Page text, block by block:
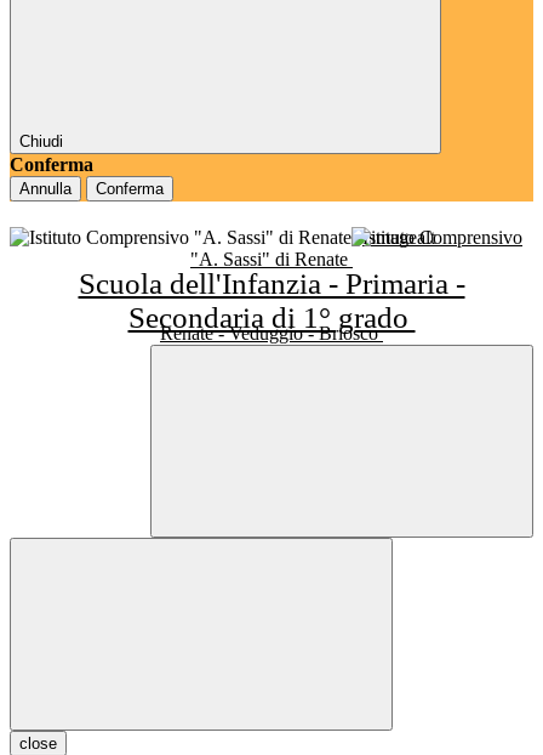
Chiudi
Conferma
Annulla Conferma
Istituto Comprensivo
"A. Sassi" di Renate
Scuola dell'Infanzia - Primaria -
Secondaria di 1° grado
Renate - Veduggio - Briosco
close